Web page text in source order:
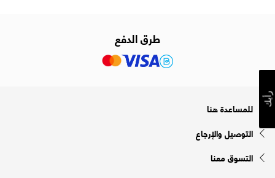
طرق الدفع
للمساعدة هنا
التوصيل والإرجاع
التسوق معنا
رأيك